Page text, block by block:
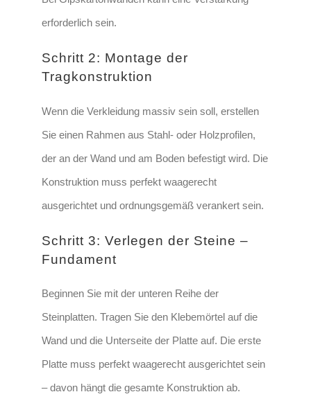
erforderlich sein.
Schritt 2: Montage der
Tragkonstruktion
Wenn die Verkleidung massiv sein soll, erstellen
Sie einen Rahmen aus Stahl- oder Holzprofilen,
der an der Wand und am Boden befestigt wird. Die
Konstruktion muss perfekt waagerecht
ausgerichtet und ordnungsgemäß verankert sein.
Schritt 3: Verlegen der Steine –
Fundament
Beginnen Sie mit der unteren Reihe der
Steinplatten. Tragen Sie den Klebemörtel auf die
Wand und die Unterseite der Platte auf. Die erste
Platte muss perfekt waagerecht ausgerichtet sein
– davon hängt die gesamte Konstruktion ab.